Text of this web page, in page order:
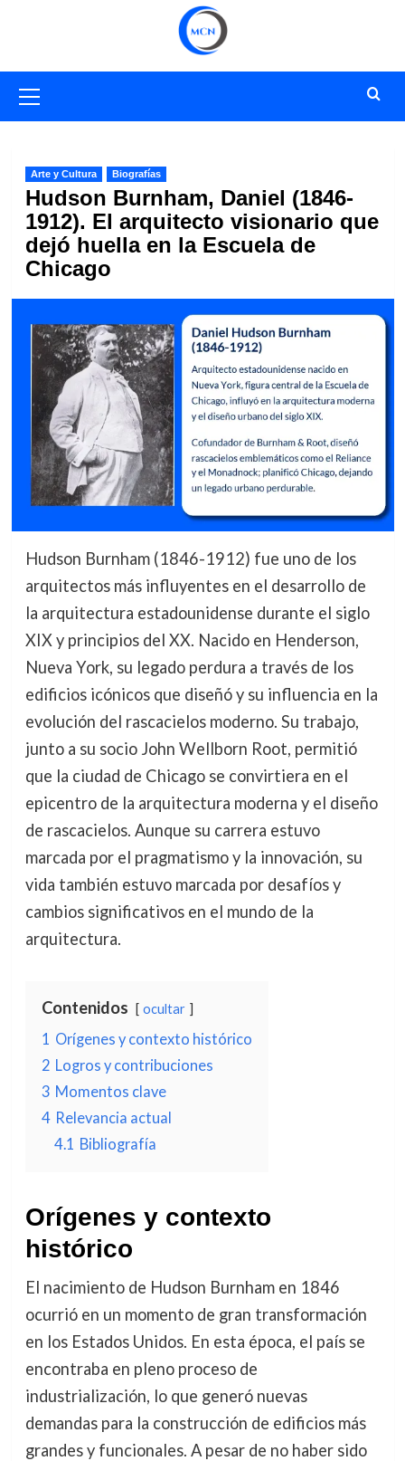
primario
Arte y Cultura Biografías
Hudson Burnham, Daniel (1846-
1912). El arquitecto visionario que
dejó huella en la Escuela de
Chicago
Hudson Burnham (1846-1912) fue uno de los
arquitectos más influyentes en el desarrollo de
la arquitectura estadounidense durante el siglo
XIX y principios del XX. Nacido en Henderson,
Nueva York, su legado perdura a través de los
edificios icónicos que diseñó y su influencia en la
evolución del rascacielos moderno. Su trabajo,
junto a su socio John Wellborn Root, permitió
que la ciudad de Chicago se convirtiera en el
epicentro de la arquitectura moderna y el diseño
de rascacielos. Aunque su carrera estuvo
marcada por el pragmatismo y la innovación, su
vida también estuvo marcada por desafíos y
cambios significativos en el mundo de la
arquitectura.
Contenidos ocultar
1 Orígenes y contexto histórico
2 Logros y contribuciones
3 Momentos clave
4 Relevancia actual
4.1 Bibliografía
Orígenes y contexto
histórico
El nacimiento de Hudson Burnham en 1846
ocurrió en un momento de gran transformación
en los Estados Unidos. En esta época, el país se
encontraba en pleno proceso de
industrialización, lo que generó nuevas
demandas para la construcción de edificios más
grandes y funcionales. A pesar de no haber sido